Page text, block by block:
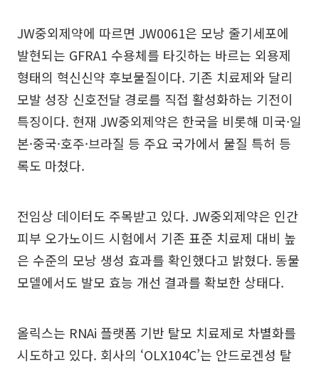
JW중외제약에 따르면 JW0061은 모낭 줄기세포에
발현되는 GFRA1 수용체를 타깃하는 바르는 외용제
형태의 혁신신약 후보물질이다. 기존 치료제와 달리
모발 성장 신호전달 경로를 직접 활성화하는 기전이
특징이다. 현재 JW중외제약은 한국을 비롯해 미국·일
본·중국·호주·브라질 등 주요 국가에서 물질 특허 등
록도 마쳤다.
전임상 데이터도 주목받고 있다. JW중외제약은 인간
피부 오가노이드 시험에서 기존 표준 치료제 대비 높
은 수준의 모낭 생성 효과를 확인했다고 밝혔다. 동물
모델에서도 발모 효능 개선 결과를 확보한 상태다.
올릭스는 RNAi 플랫폼 기반 탈모 치료제로 차별화를
시도하고 있다. 회사의 ‘OLX104C’는 안드로겐성 탈